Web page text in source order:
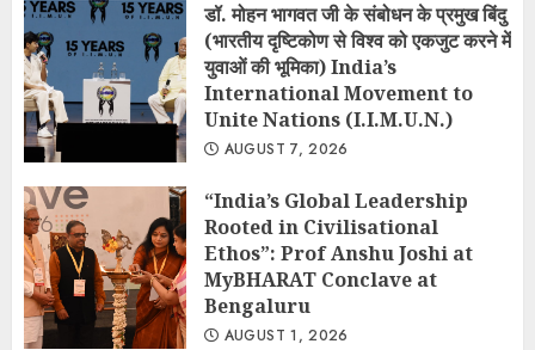
डॉ. मोहन भागवत जी के संबोधन के प्रमुख बिंदु
(भारतीय दृष्टिकोण से विश्व को एकजुट करने में
युवाओं की भूमिका) India’s
International Movement to
Unite Nations (I.I.M.U.N.)
AUGUST 7, 2026
“India’s Global Leadership
Rooted in Civilisational
Ethos”: Prof Anshu Joshi at
MyBHARAT Conclave at
Bengaluru
AUGUST 1, 2026